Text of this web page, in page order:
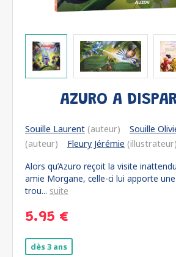
AZURO A
Souille Laurent (auteur)
Souille
(auteur)
Fleury Jérémie (illustrateur)
Alors qu’Azuro reçoit la visite
amie Morgane, celle-ci lui apporte une
trou... suite
5.95 €
dès 3 ans